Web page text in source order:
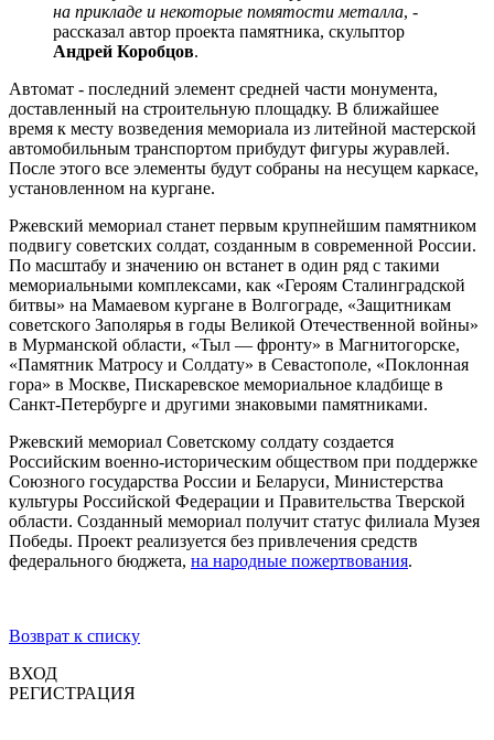
на прикладе и некоторые помятости металла, -
рассказал автор проекта памятника, скульптор
Андрей Коробцов.
Автомат - последний элемент средней части монумента,
доставленный на строительную площадку. В ближайшее
время к месту возведения мемориала из литейной мастерской
автомобильным транспортом прибудут фигуры журавлей.
После этого все элементы будут собраны на несущем каркасе,
установленном на кургане.
Ржевский мемориал станет первым крупнейшим памятником
подвигу советских солдат, созданным в современной России.
По масштабу и значению он встанет в один ряд с такими
мемориальными комплексами, как «Героям Сталинградской
битвы» на Мамаевом кургане в Волгограде, «Защитникам
советского Заполярья в годы Великой Отечественной войны»
в Мурманской области, «Тыл — фронту» в Магнитогорске,
«Памятник Матросу и Солдату» в Севастополе, «Поклонная
гора» в Москве, Пискаревское мемориальное кладбище в
Санкт-Петербурге и другими знаковыми памятниками.
Ржевский мемориал Советскому солдату создается
Российским военно-историческим обществом при поддержке
Союзного государства России и Беларуси, Министерства
культуры Российской Федерации и Правительства Тверской
области. Созданный мемориал получит статус филиала Музея
Победы. Проект реализуется без привлечения средств
федерального бюджета, на народные пожертвования.
Возврат к списку
ВХОД
РЕГИСТРАЦИЯ